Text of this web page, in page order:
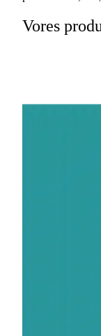
Vores